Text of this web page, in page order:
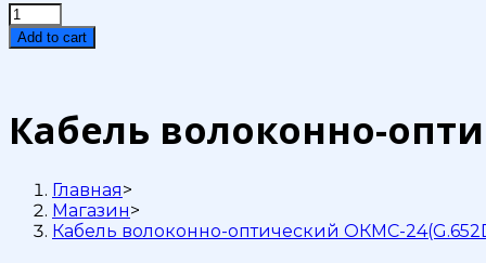
Кабель
волоконно-
оптический
quantity
Add to cart
Кабель волоконно-
Главная>
Магазин>
Кабель волоконно-оптический ОКМС-